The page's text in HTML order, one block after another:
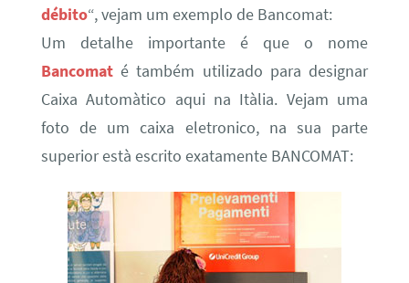
débito“, vejam um exemplo de Bancomat:
Um detalhe importante é que o nome
Bancomat é também utilizado para designar
Caixa Automàtico aqui na Itàlia. Vejam uma
foto de um caixa eletronico, na sua parte
superior està escrito exatamente BANCOMAT: